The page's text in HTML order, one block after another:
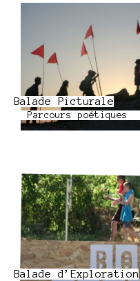
Balade Picturale
Parcours poétiques
Balade d’Exploration